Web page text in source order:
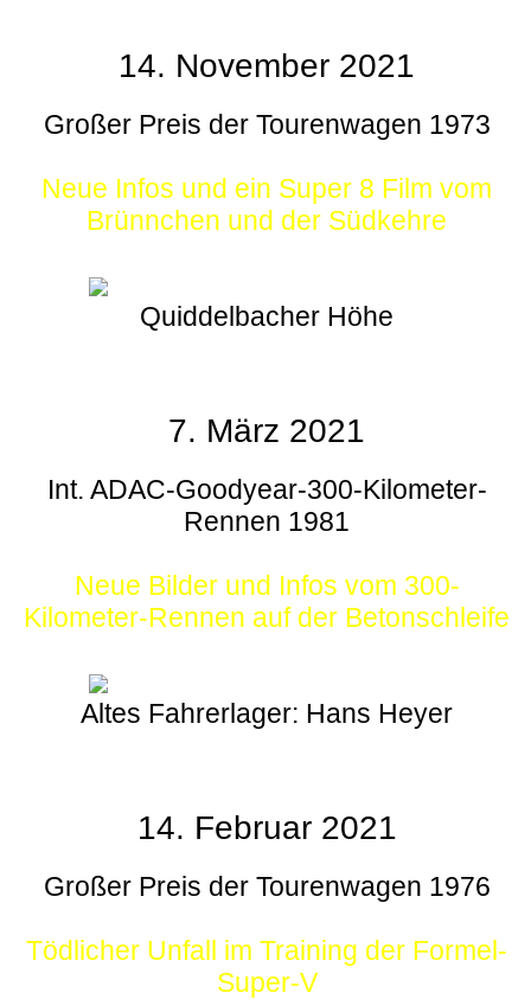
14. November 2021
Großer Preis der Tourenwagen 1973
Neue Infos und ein Super 8 Film vom
Brünnchen und der Südkehre
Quiddelbacher Höhe
7. März 2021
Int. ADAC-Goodyear-300-Kilometer-
Rennen 1981
Neue Bilder und Infos vom 300-
Kilometer-Rennen auf der Betonschleife
Altes Fahrerlager: Hans Heyer
14. Februar 2021
Großer Preis der Tourenwagen 1976
Tödlicher Unfall im Training der Formel-
Super-V